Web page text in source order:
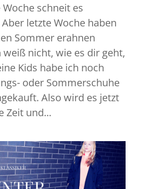
schneit es
letzte Woche haben
Sommer erahnen
weiß nicht, wie es dir geht,
Kids habe ich noch
oder Sommerschuhe
Also wird es jetzt
Zeit und...